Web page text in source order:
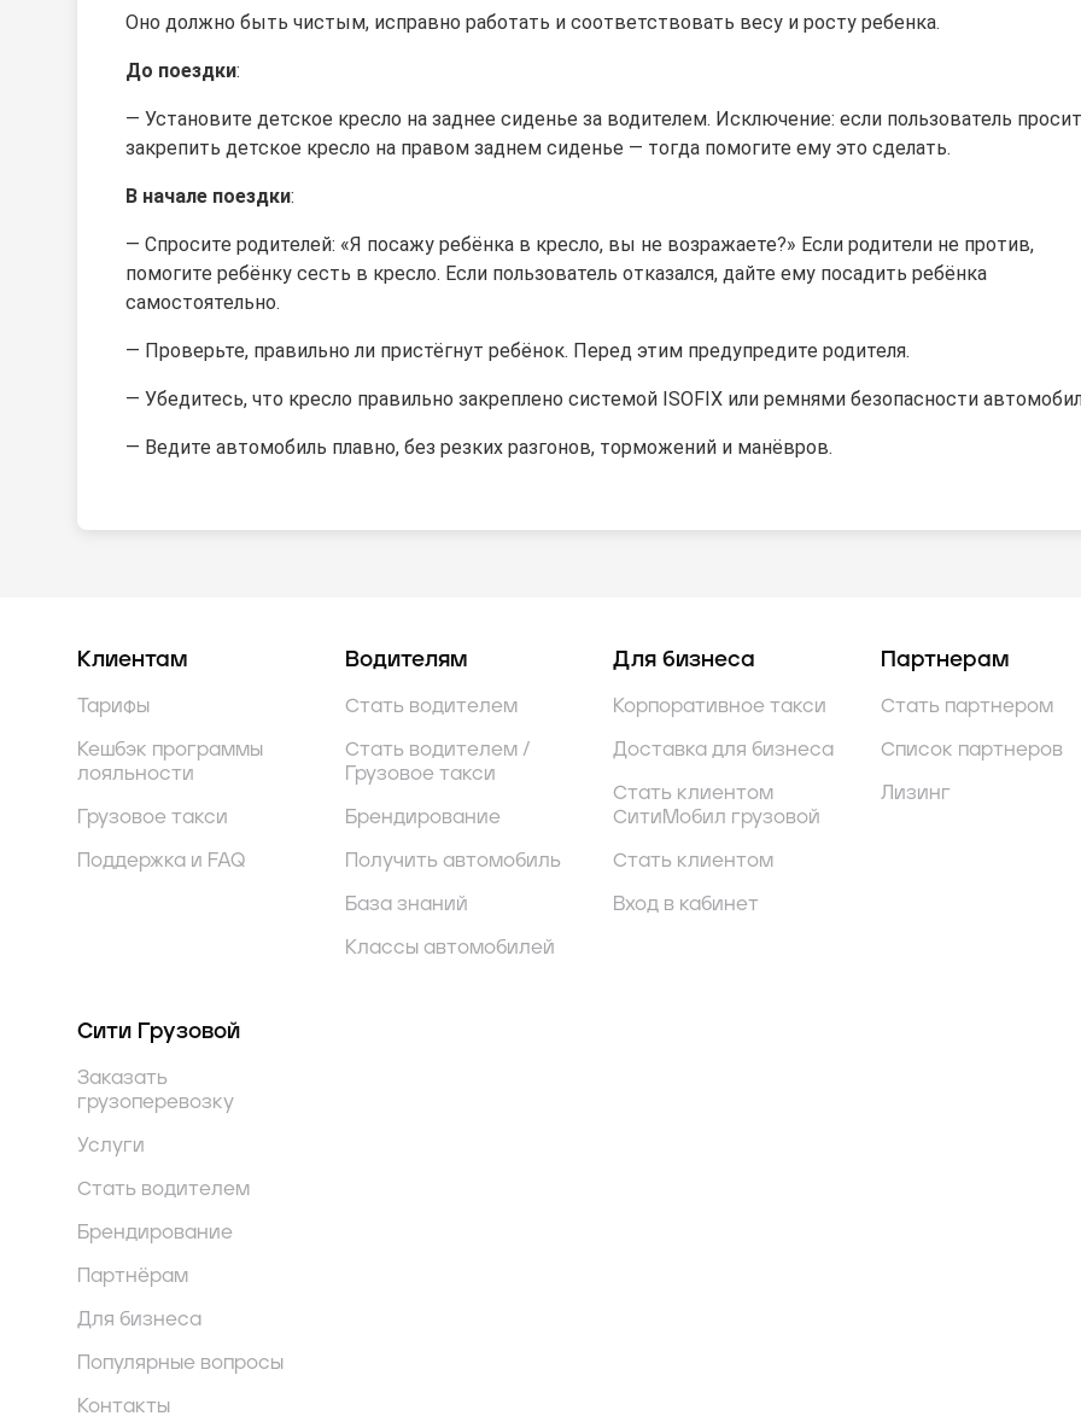
Оно должно быть чистым, исправно работать и соответствовать весу и росту ребенка.
До поездки:
— Установите детское кресло на заднее сиденье за водителем. Исключение: если пользователь просит
закрепить детское кресло на правом заднем сиденье — тогда помогите ему это сделать.
В начале поездки:
— Спросите родителей: «Я посажу ребёнка в кресло, вы не возражаете?» Если родители не против,
помогите ребёнку сесть в кресло. Если пользователь отказался, дайте ему посадить ребёнка
самостоятельно.
— Проверьте, правильно ли пристёгнут ребёнок. Перед этим предупредите родителя.
— Убедитесь, что кресло правильно закреплено системой ISOFIX или ремнями безопасности
— Ведите автомобиль плавно, без резких разгонов, торможений и манёвров.
Клиентам
Тарифы
Кешбэк программы
лояльности
Грузовое такси
Поддержка и FAQ
Водителям
Стать водителем
Стать водителем /
Грузовое такси
Брендирование
Получить автомобиль
База знаний
Классы автомобилей
Для бизнеса
Корпоративное такси
Доставка для бизнеса
Стать клиентом
СитиМобил грузовой
Стать клиентом
Вход в кабинет
Партнерам
Стать партнером
Список партнеров
Лизинг
Сити Грузовой
Заказать
грузоперевозку
Услуги
Стать водителем
Брендирование
Партнёрам
Для бизнеса
Популярные вопросы
Контакты